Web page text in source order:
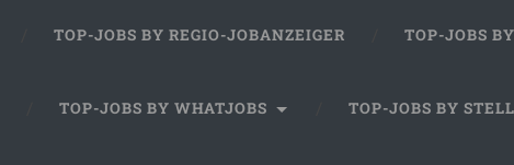
TOP-JOBS BY REGIO-JOBANZEIGER TOP-JOBS
TOP-JOBS BY WHATJOBS TOP-JOBS BY